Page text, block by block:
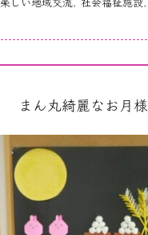
まん丸綺麗なお月様